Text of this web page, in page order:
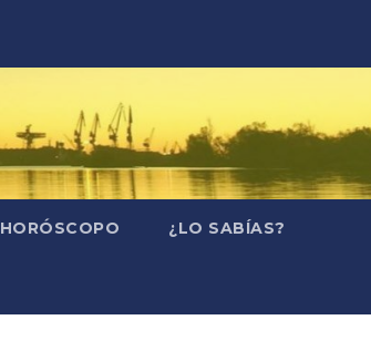
HORÓSCOPO ¿LO SABÍAS?